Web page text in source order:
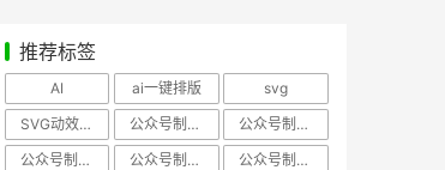
推荐标签
AI ai一键排版
svg
SVG动效样式
公众号制作、公众号排版
公众号制作、公众号模板
公众号制作、微信编辑器
公众号制作，公众号排版
公众号制作，公众号排版、微信编辑器